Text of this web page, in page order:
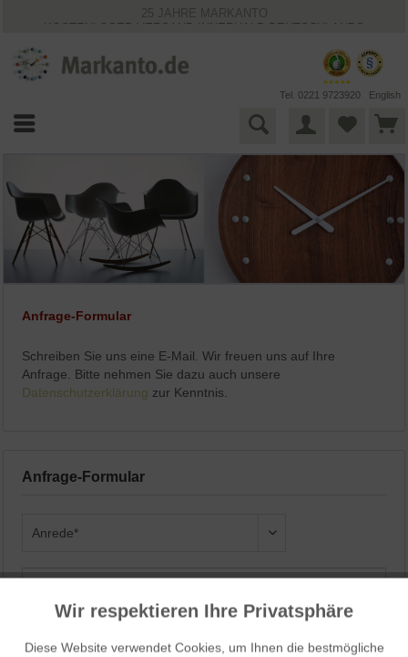
25 JAHRE MARKANTO
KOSTENLOSER VERSAND INNERHALB DEUTSCHLANDS
VIELFÄLTIGE ZAHLUNGSMÖGLICHKEITEN
BESTPRICE-GARANTIE
Tel. 0221 9723920 English
Anfrage-Formular
Schreiben Sie uns eine E-Mail. Wir freuen uns auf Ihre
Anfrage. Bitte nehmen Sie dazu auch unsere
Datenschutzerklärung zur Kenntnis.
Anfrage-Formular
Funktionale Aktiv
Wir respektieren Ihre Privatsphäre
Diese Website verwendet Cookies, um Ihnen die bestmögliche